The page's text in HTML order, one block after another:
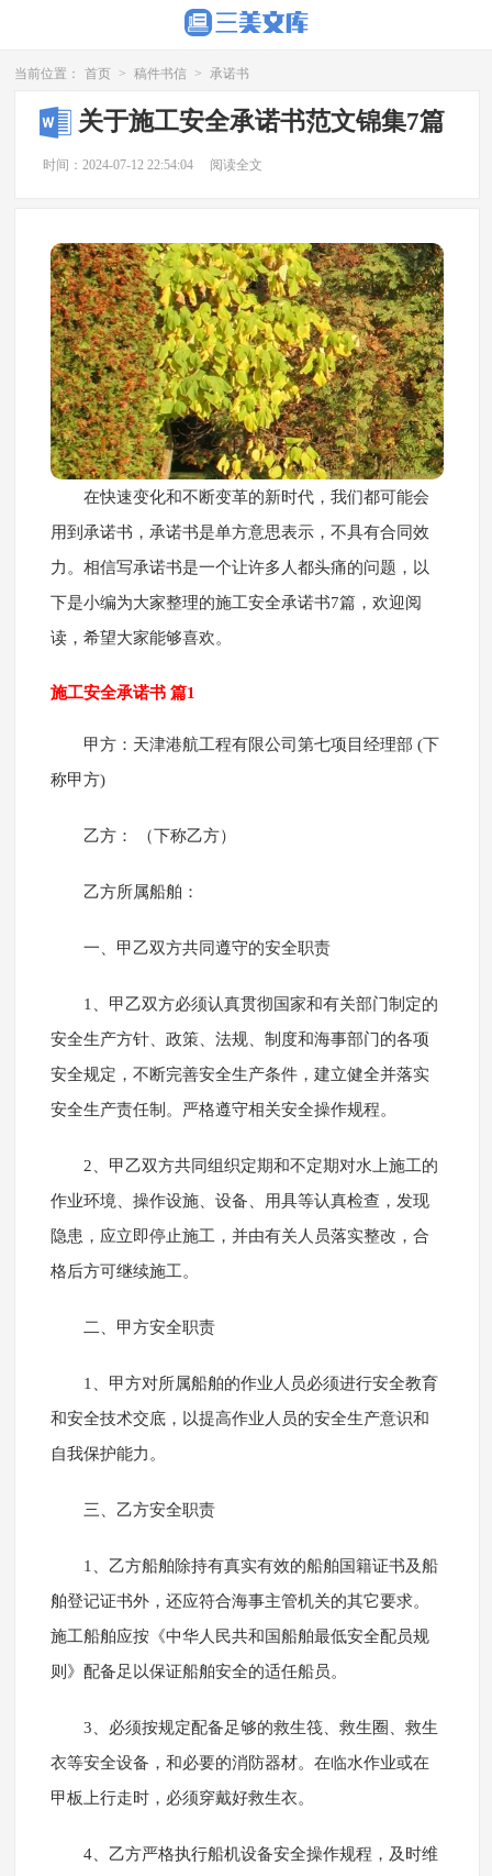
当前位置： 首页 > 稿件书信 > 承诺书
关于施工安全承诺书范文锦集7篇
时间：2024-07-12 22:54:04 阅读全文
在快速变化和不断变革的新时代，我们都可能会
用到承诺书，承诺书是单方意思表示，不具有合同效
力。相信写承诺书是一个让许多人都头痛的问题，以
下是小编为大家整理的施工安全承诺书7篇，欢迎阅
读，希望大家能够喜欢。
施工安全承诺书 篇1
甲方：天津港航工程有限公司第七项目经理部 (下
称甲方)
乙方： （下称乙方）
乙方所属船舶：
一、甲乙双方共同遵守的安全职责
1、甲乙双方必须认真贯彻国家和有关部门制定的
安全生产方针、政策、法规、制度和海事部门的各项
安全规定，不断完善安全生产条件，建立健全并落实
安全生产责任制。严格遵守相关安全操作规程。
2、甲乙双方共同组织定期和不定期对水上施工的
作业环境、操作设施、设备、用具等认真检查，发现
隐患，应立即停止施工，并由有关人员落实整改，合
格后方可继续施工。
二、甲方安全职责
1、甲方对所属船舶的作业人员必须进行安全教育
和安全技术交底，以提高作业人员的安全生产意识和
自我保护能力。
三、乙方安全职责
1、乙方船舶除持有真实有效的船舶国籍证书及船
舶登记证书外，还应符合海事主管机关的其它要求。
施工船舶应按《中华人民共和国船舶最低安全配员规
则》配备足以保证船舶安全的适任船员。
3、必须按规定配备足够的救生筏、救生圈、救生
衣等安全设备，和必要的消防器材。在临水作业或在
甲板上行走时，必须穿戴好救生衣。
4、乙方严格执行船机设备安全操作规程，及时维